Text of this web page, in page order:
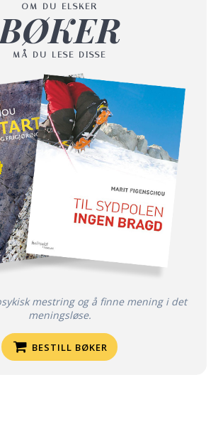
OM DU ELSKER
BØKER
MÅ DU LESE DISSE
mestring og å finne mening i det
meningsløse.
BESTILL BØKER